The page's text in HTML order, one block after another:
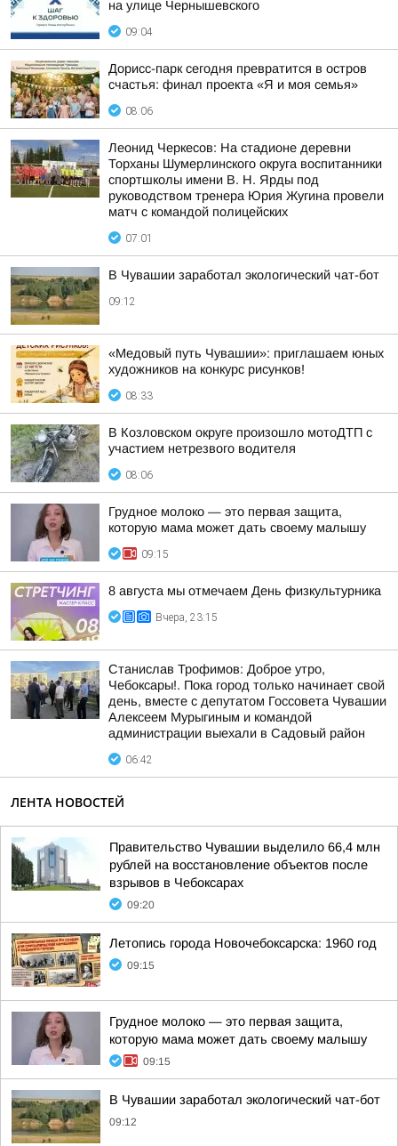
на улице Чернышевского
09:04
Дорисс-парк сегодня превратится в остров
счастья: финал проекта «Я и моя семья»
08:06
Леонид Черкесов: На стадионе деревни
Торханы Шумерлинского округа воспитанники
спортшколы имени В. Н. Ярды под
руководством тренера Юрия Жугина провели
матч с командой полицейских
07:01
В Чувашии заработал экологический чат-бот
09:12
«Медовый путь Чувашии»: приглашаем юных
художников на конкурс рисунков!
08:33
В Козловском округе произошло мотоДТП с
участием нетрезвого водителя
08:06
Грудное молоко — это первая защита,
которую мама может дать своему малышу
09:15
8 августа мы отмечаем День физкультурника
Вчера, 23:15
Станислав Трофимов: Доброе утро,
Чебоксары!. Пока город только начинает свой
день, вместе с депутатом Госсовета Чувашии
Алексеем Мурыгиным и командой
администрации выехали в Садовый район
06:42
ЛЕНТА НОВОСТЕЙ
Правительство Чувашии выделило 66,4 млн
рублей на восстановление объектов после
взрывов в Чебоксарах
09:20
Летопись города Новочебоксарска: 1960 год
09:15
Грудное молоко — это первая защита,
которую мама может дать своему малышу
09:15
В Чувашии заработал экологический чат-бот
09:12